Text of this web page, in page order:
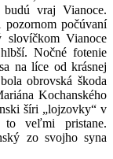
vraj Vianoce.
počúvaní
slovíčkom Vianoce
Nočné fotenie
na líce od krásnej
obrovská škoda
Kochanského
šíri „lojzovky“ v
to veľmi pristane.
zo svojho syna